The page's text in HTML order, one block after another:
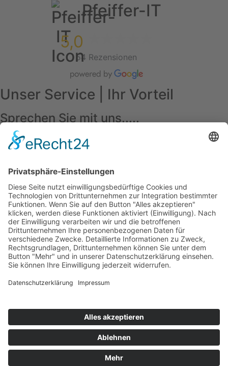
Pfeiffer-IT
5,0
54 Rezensionen
Unser Service | Ihr Vorteil
Sprechen Sie mit uns.....
Unverbindlich Kontakt aufnehmen
Rammertstraße 28
72072 Tübingen
Tel.: +49 (0) 7071 85 94 001
Fax: +49 (0) 7071 85 94 002
Email:info@handwerker.zone
Safe Sharing Tool:
teilen
Datenschutzerklärung